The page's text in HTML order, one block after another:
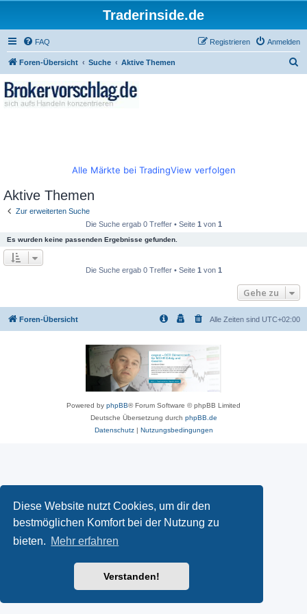
Diese Website nutzt Cookies, um dir den
bestmöglichen Komfort bei der Nutzung zu
bieten. Mehr erfahren
Verstanden!
Traderinside.de
FAQ Anmelden
Registrieren
Foren-Übersicht Suche Aktive Themen
Alle Märkte bei TradingView verfolgen
Aktive Themen
Zur erweiterten Suche
Die Suche ergab 0 Treffer • Seite 1 von 1
Es wurden keine passenden Ergebnisse gefunden.
Die Suche ergab 0 Treffer • Seite 1 von 1
Gehe zu
Foren-Übersicht Alle Zeiten sind UTC+02:00
Powered by phpBB® Forum Software © phpBB Limited
Deutsche Übersetzung durch phpBB.de
Datenschutz| Nutzungsbedingungen